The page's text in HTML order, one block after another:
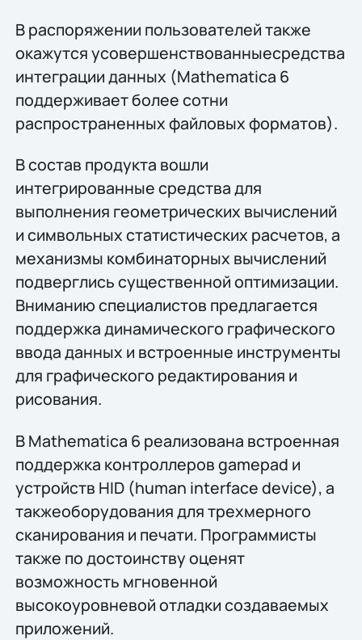
В распоряжении пользователей также
окажутся усовершенствованныесредства
интеграции данных (Mathematica 6
поддерживает более сотни
распространенных файловых форматов).
В состав продукта вошли
интегрированные средства для
выполнения геометрических вычислений
и символьных статистических расчетов, а
механизмы комбинаторных вычислений
подверглись существенной оптимизации.
Вниманию специалистов предлагается
поддержка динамического графического
ввода данных и встроенные инструменты
для графического редактирования и
рисования.
В Mathematica 6 реализована встроенная
поддержка контроллеров gamepad и
устройств HID (human interface device), а
такжеоборудования для трехмерного
сканирования и печати. Программисты
также по достоинству оценят
возможность мгновенной
высокоуровневой отладки создаваемых
приложений.